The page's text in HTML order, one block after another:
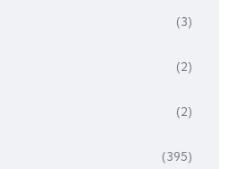
(3)
(2)
(2)
(395)